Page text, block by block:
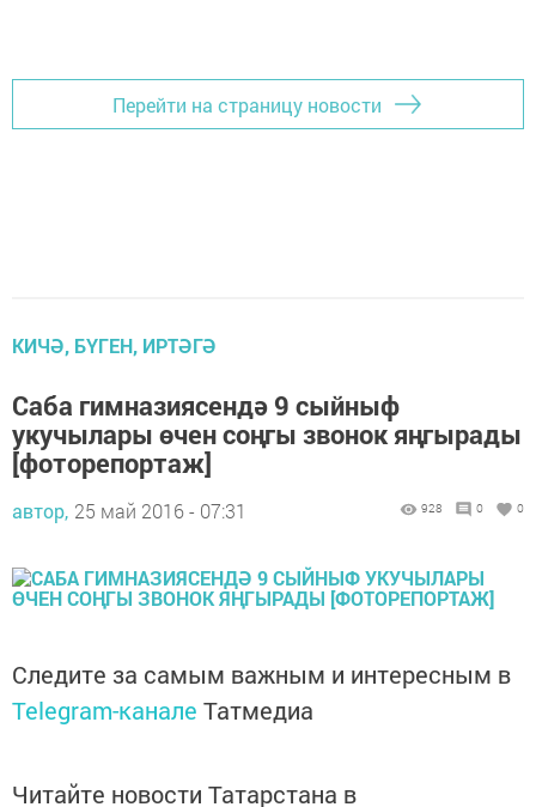
Перейти на страницу новости
КИЧӘ, БҮГЕН, ИРТӘГӘ
Саба гимназиясендә 9 сыйныф
укучылары өчен соңгы звонок яңгырады
[фоторепортаж]
автор, 25 май 2016 - 07:31 928 0 0
Следите за самым важным и интересным в
Telegram-канале Татмедиа
Читайте новости Татарстана в